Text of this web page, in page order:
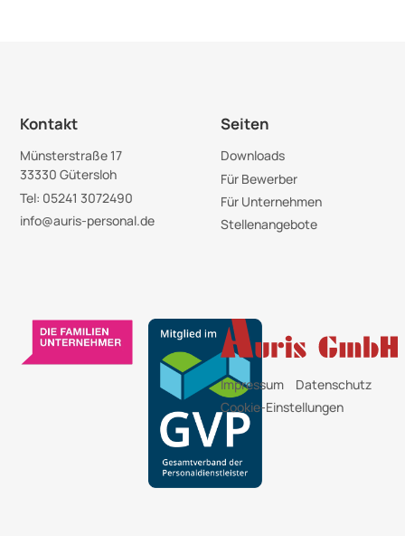
Impressum
Datenschutz
Cookie-Einstellungen
Kontakt
Münsterstraße 17
33330 Gütersloh
Tel: 05241 3072490
info@auris-personal.de
Seiten
Downloads
Für Bewerber
Für Unternehmen
Stellenangebote